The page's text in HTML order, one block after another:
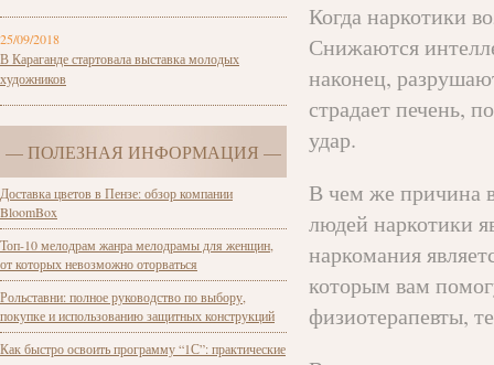
25/09/2018
В Караганде стартовала выставка молодых
художников
— ПОЛЕЗНАЯ ИНФОРМАЦИЯ —
Доставка цветов в Пензе: обзор компании
BloomBox
Топ-10 мелодрам жанра мелодрамы для женщин,
от которых невозможно оторваться
Рольставни: полное руководство по выбору,
покупке и использованию защитных конструкций
Как быстро освоить программу “1С”: практические
Когда наркотики
Снижаются
наконец,
страдает печень,
удар.
В чем же причина
людей наркотики
наркомания
которым вам
физиотерапевты,